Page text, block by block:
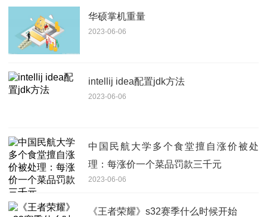
华硕掌机重量
2023-06-06
intellij idea配置jdk方法
2023-06-06
中国民航大学多个食堂擅自涨价被处
理：每涨价一个菜品罚款三千元
2023-06-06
《王者荣耀》s32赛季什么时候开始